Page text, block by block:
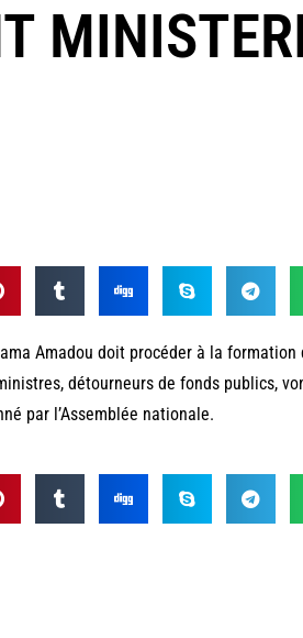
Amadou doit procéder à la formation
détourneurs de fonds publics,
par l’Assemblée nationale.